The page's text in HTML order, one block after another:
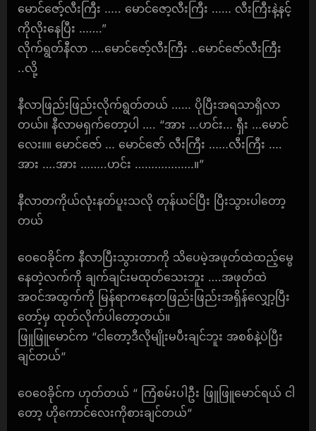
မောင်ဇော့်လီးကြီး ….. မောင်ဇော့လီးကြီး …… လီးကြီးနဲ့နင့်
ကိုလိုးနေပြီး …….”
လိုက်ရွတ်နီလာ ….မောင်ဇော့်လီးကြီး ..မောင်ဇော်လီးကြီး
..လို့
နီလာဖြည်းဖြည်းလိုက်ရွတ်တယ် …… ပိုပြီးအရသာရှိလာ
တယ်။ နီလာမရှက်တော့ပါ …. “အား …ဟင်း… ရှီး …မောင်
လေး။။ မောင်ဇော် … မောင်ဇော် လီးကြီး ……လီးကြီး ….
အား ….အား ……..ဟင်း ………………။”
နီလာတကိုယ်လုံးနတ်ပူးသလို တုန်ယင်ပြီး ပြီးသွားပါတော့
တယ်
ဝေဝေခိုင်က နီလာပြီးသွားတာကို သိပေမဲ့အဖုတ်ထဲထည့်မွေ
နေတဲ့လက်ကို ချက်ချင်းမထုတ်သေးဘူး ….အဖုတ်ထဲ
အဝင်အထွက်ကို မြန်ရာကနေတဖြည်းဖြည်းအရှိန်လျှော့ပြီး
တော့်မှ ထုတ်လိုက်ပါတော့တယ်။
ဖြူဖြူမောင်က “ငါတော့ဒီလိုမျိုးမပီးချင်ဘူး အစစ်နဲ့ပဲပြီး
ချင်တယ်“
ဝေဝေခိုင်က ဟုတ်တယ် “ ကြံစမ်းပါဦး ဖြူဖြူမောင်ရယ် ငါ
တော့ ဟိုကောင်လေးကိုစားချင်တယ်“